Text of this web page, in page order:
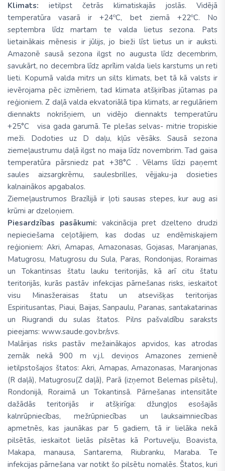
Klimats: ietilpst četrās klimatiskajās joslās. Vidējā
temperatūra vasarā ir +24ºC, bet ziemā +22ºC. No
septembra līdz martam te valda lietus sezona. Pats
lietainākais mēnesis ir jūlijs, jo bieži līst lietus un ir auksti.
Amazonē sausā sezona ilgst no augusta līdz decembrim,
savukārt, no decembra līdz aprīlim valda liels karstums un reti
lieti. Kopumā valda mitrs un silts klimats, bet tā kā valsts ir
ievērojama pēc izmēriem, tad klimata atšķirības jūtamas pa
reģioniem. Z daļā valda ekvatoriālā tipa klimats, ar regulāriem
diennakts nokrišņiem, un vidējo diennakts temperatūru
+25°C visa gada garumā. Te plešas selvas- mitrie tropiskie
meži. Dodoties uz D daļu, kļūs vēsāks. Sausā sezona
ziemeļaustrumu daļā ilgst no maija līdz novembrim. Tad gaisa
temperatūra pārsniedz pat +38°C . Vēlams līdzi paņemt
saules aizsargkrēmu, saulesbrilles, vējjaku-ja dosieties
kalnainākos apgabalos.
Ziemeļaustrumos Brazīlijā ir ļoti sausas stepes, kur aug asi
krūmi ar dzeloņiem.
Piesardzības pasākumi: vakcinācija pret dzelteno drudzi
nepieciešama ceļotājiem, kas dodas uz endēmiskajiem
reģioniem: Akri, Amapas, Amazonasas, Gojasas, Maranjanas,
Matugrosu, Matugrosu du Sula, Paras, Rondonijas, Roraimas
un Tokantinsas štatu lauku teritorijās, kā arī citu štatu
teritorijās, kurās pastāv infekcijas pārnešanas risks, ieskaitot
visu Minasžeraisas štatu un atsevišķas teritorijas
Espiritusantas, Piaui, Baijas, Sanpaulu, Paranas, santakatarinas
un Riugrandi du sulas štatos. Pilns pašvaldību saraksts
pieejams: www.saude.gov.br/svs.
Malārijas risks pastāv mežainākajos apvidos, kas atrodas
zemāk nekā 900 m v.j.l. deviņos Amazones zemienē
ietilpstošajos štatos: Akri, Amapas, Amazonasas, Maranjonas
(R daļā), Matugrosu(Z daļā), Parā (izņemot Belemas pilsētu),
Rondonijā, Roraimā un Tokantinsā. Pārnešanas intensitāte
dažādās teritorijās ir atšķirīga: džungļos esošajās
kalnrūpniecības, mežrūpniecības un lauksaimniecības
apmetnēs, kas jaunākas par 5 gadiem, tā ir lielāka nekā
pilsētās, ieskaitot lielās pilsētas kā Portuvelju, Boavista,
Makapa, manausa, Santarema, Riubranku, Maraba. Te
infekcijas pārnešana var notikt šo pilsētu nomalēs. Štatos, kuri